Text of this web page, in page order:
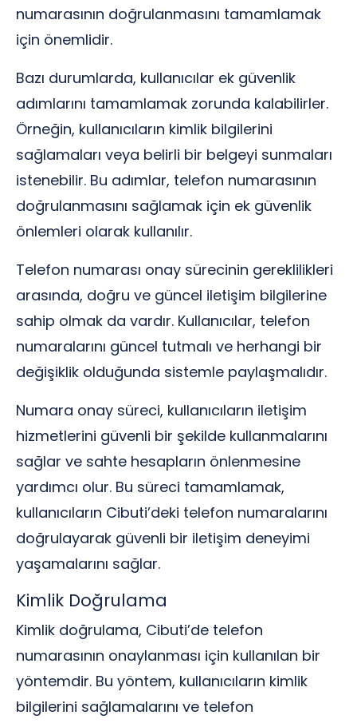
numarasının doğrulanmasını tamamlamak
için önemlidir.
Bazı durumlarda, kullanıcılar ek güvenlik
adımlarını tamamlamak zorunda kalabilirler.
Örneğin, kullanıcıların kimlik bilgilerini
sağlamaları veya belirli bir belgeyi sunmaları
istenebilir. Bu adımlar, telefon numarasının
doğrulanmasını sağlamak için ek güvenlik
önlemleri olarak kullanılır.
Telefon numarası onay sürecinin gereklilikleri
arasında, doğru ve güncel iletişim bilgilerine
sahip olmak da vardır. Kullanıcılar, telefon
numaralarını güncel tutmalı ve herhangi bir
değişiklik olduğunda sistemle paylaşmalıdır.
Numara onay süreci, kullanıcıların iletişim
hizmetlerini güvenli bir şekilde kullanmalarını
sağlar ve sahte hesapların önlenmesine
yardımcı olur. Bu süreci tamamlamak,
kullanıcıların Cibuti’deki telefon numaralarını
doğrulayarak güvenli bir iletişim deneyimi
yaşamalarını sağlar.
Kimlik Doğrulama
Kimlik doğrulama, Cibuti’de telefon
numarasının onaylanması için kullanılan bir
yöntemdir. Bu yöntem, kullanıcıların kimlik
bilgilerini sağlamalarını ve telefon